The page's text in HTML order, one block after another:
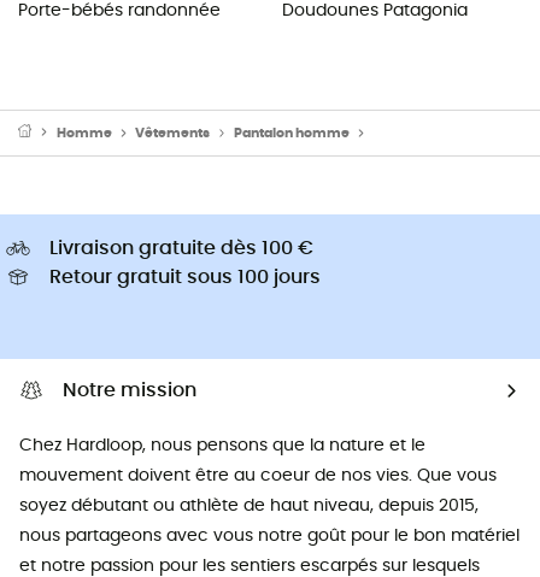
Porte-bébés randonnée
Doudounes Patagonia
Homme Vêtements Pantalon homme
Livraison gratuite dès 100 €
Retour gratuit sous 100 jours
Notre mission
Chez Hardloop, nous pensons que la nature et le
mouvement doivent être au coeur de nos vies. Que vous
soyez débutant ou athlète de haut niveau, depuis 2015,
nous partageons avec vous notre goût pour le bon matériel
et notre passion pour les sentiers escarpés sur lesquels